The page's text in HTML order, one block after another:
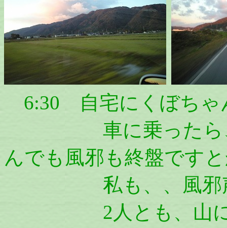
6:30 自宅にくぼちゃ
車に乗ったら、く
んでも風邪も終盤です
私も、、風邪声
2人とも、山に行